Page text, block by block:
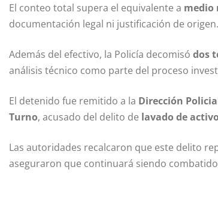
El conteo total supera el equivalente a medio
documentación legal ni justificación de origen.
Además del efectivo, la Policía decomisó dos
análisis técnico como parte del proceso
El detenido fue remitido a la Dirección
Turno, acusado del delito de lavado de
Las autoridades recalcaron que este delito
aseguraron que continuará siendo